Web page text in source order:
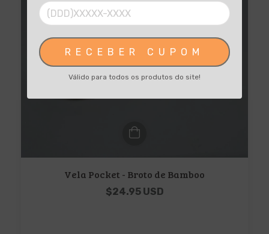
RECEBER CUPOM
Válido para todos os produtos do site!
Vela Pocket - Broto de Bamboo
$24.95 USD